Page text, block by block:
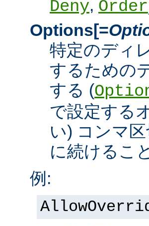
Deny, Order
Options[=
特定のディ
するための
する (
で設定する
い) コンマ
に続けるこ
例: